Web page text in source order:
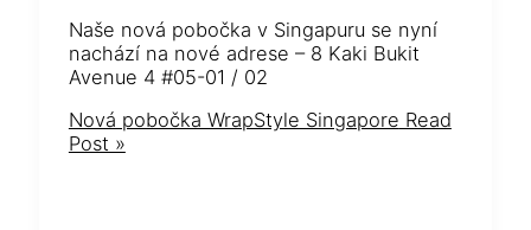
Naše nová pobočka v Singapuru se nyní
nachází na nové adrese – 8 Kaki Bukit
Avenue 4 #05-01 / 02
Nová pobočka WrapStyle Singapore Read
Post »